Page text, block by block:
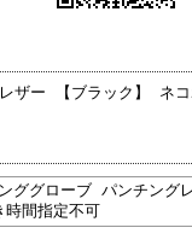
ザー 【ブラック】 ネ
ググローブ パンチング
時間指定不可